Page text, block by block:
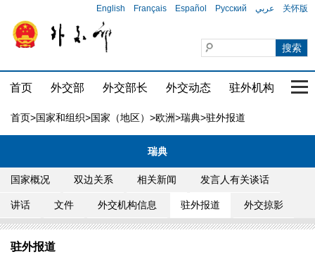
English Français Español Русский عربي 关怀版
首页 外交部 外交部长 外交动态 驻外机构 国
首页>国家和组织>国家（地区） >欧洲>瑞典>驻外报道
瑞典
国家概况 双边关系 相关新闻 发言人有关谈话
讲话 文件 外交机构信息 驻外报道 外交掠影
驻外报道